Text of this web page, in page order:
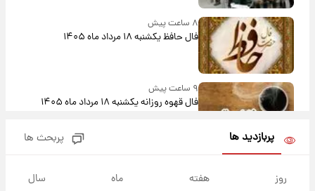
۸ ساعت پیش
فال حافظ یکشنبه ۱۸ مرداد ماه ۱۴۰۵
۹ ساعت پیش
فال قهوه روزانه یکشنبه ۱۸ مرداد ماه ۱۴۰۵
پربازدید ها پربحث ها
روز هفته ماه سال